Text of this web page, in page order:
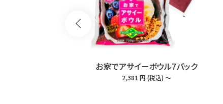
お家でアサイーボウル7パック
2,381 円 (税込) ～